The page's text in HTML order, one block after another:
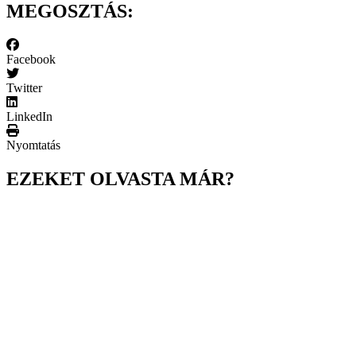
MEGOSZTÁS:
Facebook
Twitter
LinkedIn
Nyomtatás
EZEKET OLVASTA MÁR?